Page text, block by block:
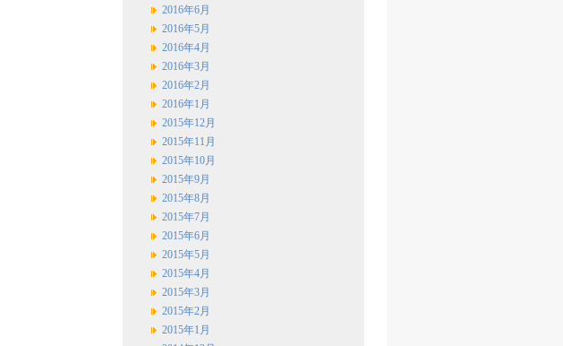
2016年6月
2016年5月
2016年4月
2016年3月
2016年2月
2016年1月
2015年12月
2015年11月
2015年10月
2015年9月
2015年8月
2015年7月
2015年6月
2015年5月
2015年4月
2015年3月
2015年2月
2015年1月